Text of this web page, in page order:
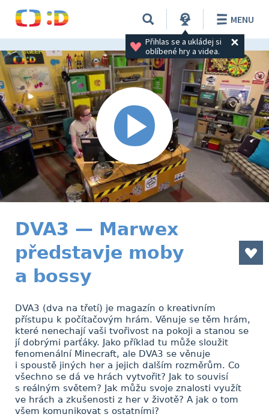
Přihlas se a ukládej si
oblíbené hry a videa.
MENU
DVA3 — Marwex
představje moby
a bossy
DVA3 (dva na třetí) je magazín o kreativním
přístupu k počítačovým hrám. Věnuje se těm hrám,
které nenechají vaši tvořivost na pokoji a stanou se
jí dobrými parťáky. Jako příklad tu může sloužit
fenomenální Minecraft, ale DVA3 se věnuje
i spoustě jiných her a jejich dalším rozměrům. Co
všechno se dá ve hrách vytvořit? Jak to souvisí
s reálným světem? Jak můžu svoje znalosti využít
ve hrách a zkušenosti z her v životě? A jak o tom
všem komunikovat s ostatními?